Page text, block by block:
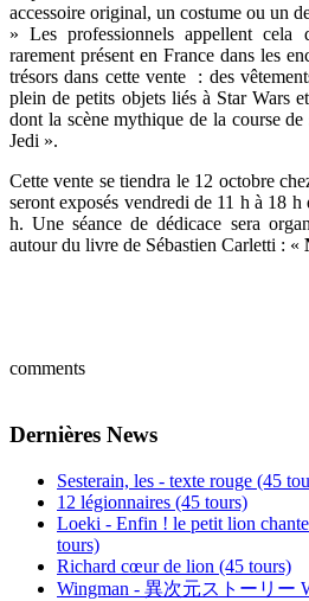
accessoire original, un costume ou un
» Les professionnels appellent cela
rarement présent en France dans les
trésors dans cette vente : des
plein de petits objets liés à Star Wars
dont la scène mythique de la course
Jedi ».
Cette vente se tiendra le 12 octobre
seront exposés vendredi de 11 h à 18
h. Une séance de dédicace sera
autour du livre de Sébastien Carletti : «
comments
Dernières News
Sesterain, les - texte rouge (45
12 légionnaires (45 tours)
Loeki - Enfin ! le petit lion
tours)
Richard cœur de lion (45 tours)
Wingman - 異次元ストーリー